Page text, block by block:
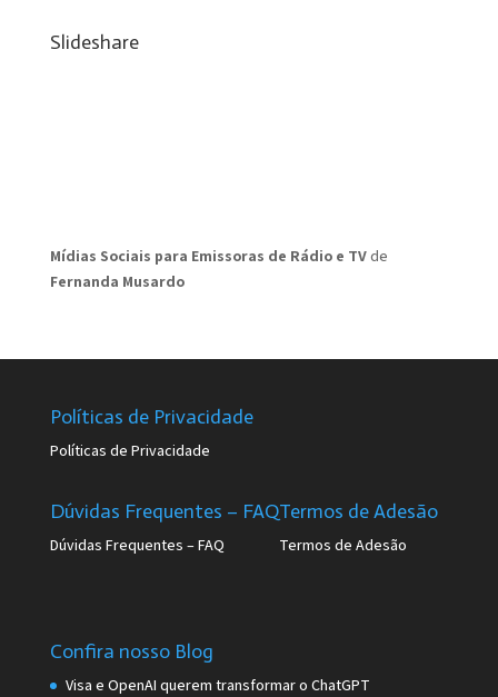
Slideshare
Mídias Sociais para Emissoras de Rádio e TVde
Fernanda Musardo
Políticas de Privacidade
Políticas de Privacidade
Dúvidas Frequentes – FAQ
Dúvidas Frequentes – FAQ
Termos de Adesão
Termos de Adesão
Confira nosso Blog
Visa e OpenAI querem transformar o ChatGPT